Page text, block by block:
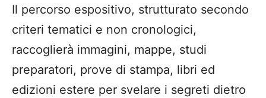
Il percorso espositivo, strutturato secondo
criteri tematici e non cronologici,
raccoglierà immagini, mappe, studi
preparatori, prove di stampa, libri ed
edizioni estere per svelare i segreti dietro